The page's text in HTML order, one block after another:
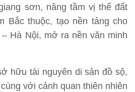
sơn, nâng tầm vị thế đất
Bắc thuộc, tạo nền tảng cho
Hà Nội, mở ra nền văn minh
hữu tài nguyên di sản đồ sộ,
với cảnh quan thiên nhiên